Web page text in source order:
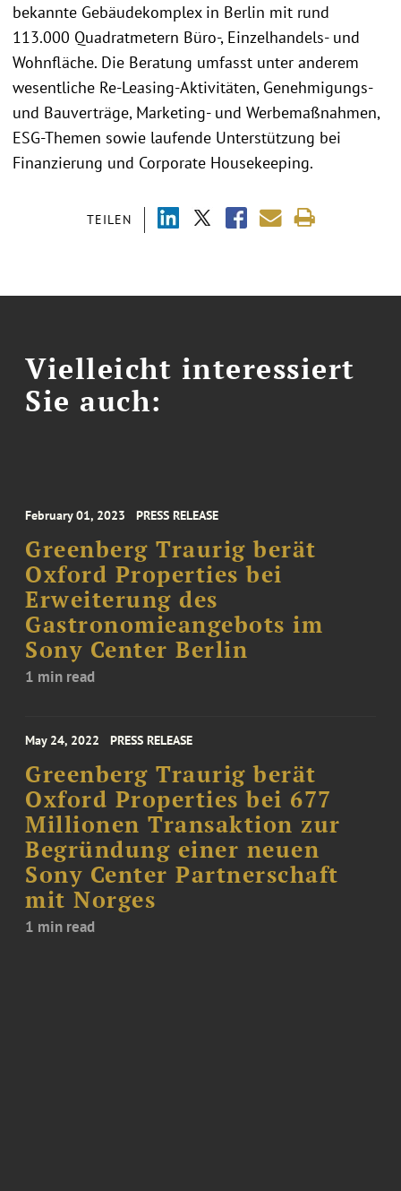
TEILEN
bekannte Gebäudekomplex in Berlin mit rund
113.000 Quadratmetern Büro-, Einzelhandels- und
Wohnfläche. Die Beratung umfasst unter anderem
wesentliche Re-Leasing-Aktivitäten, Genehmigungs-
und Bauverträge, Marketing- und Werbemaßnahmen,
ESG-Themen sowie laufende Unterstützung bei
Finanzierung und Corporate Housekeeping.
Vielleicht interessiert
Sie auch:
February 01, 2023 PRESS RELEASE
Greenberg Traurig berät
Oxford Properties bei
Erweiterung des
Gastronomieangebots im
Sony Center Berlin
1 min read
May 24, 2022 PRESS RELEASE
Greenberg Traurig berät
Oxford Properties bei 677
Millionen Transaktion zur
Begründung einer neuen
Sony Center Partnerschaft
mit Norges
1 min read